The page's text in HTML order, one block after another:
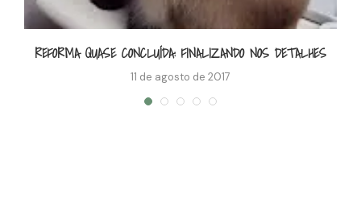
REFORMA QUASE CONCLUÍDA: FINALIZANDO NOS DETALHES
11 de agosto de 2017